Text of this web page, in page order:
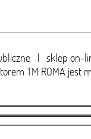
| sklep on-
TM ROMA jest